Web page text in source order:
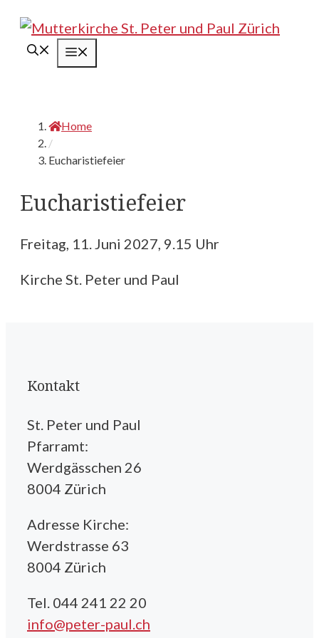
Springe
Inhalt
Home
/
Eucharistiefeier
Eucharistiefeier
Freitag, 11. Juni 2027, 9.15 Uhr
Kirche St. Peter und Paul
Kontakt
St. Peter und Paul
Pfarramt:
Werdgässchen 26
8004 Zürich
Adresse Kirche:
Werdstrasse 63
8004 Zürich
Tel. 044 241 22 20
info@peter-paul.ch